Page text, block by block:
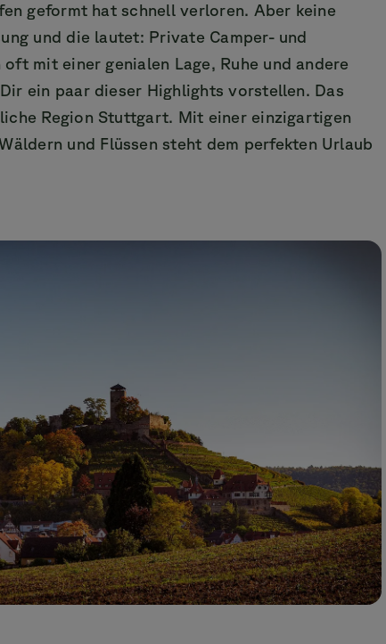
geformt hat schnell verloren. Aber keine
und die lautet: Private Camper- und
mit einer genialen Lage, Ruhe und andere
ein paar dieser Highlights vorstellen. Das
Region Stuttgart. Mit einer einzigartigen
und Flüssen steht dem perfekten Urlaub